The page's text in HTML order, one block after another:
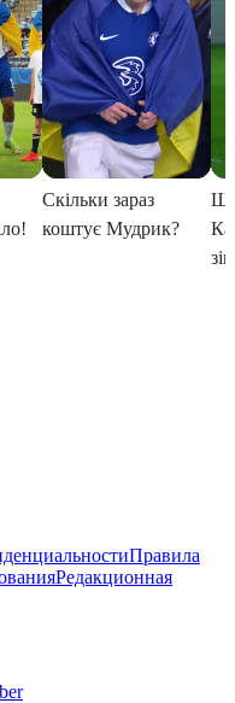
Правила
Редакционная